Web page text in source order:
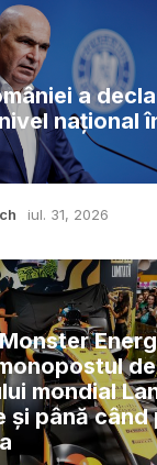
a
național
iul. 31, 2026
de
mondial
și până